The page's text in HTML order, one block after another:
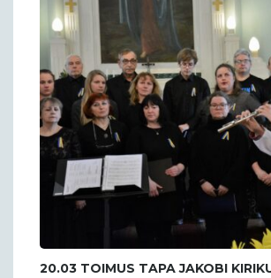
20.03 TOIMUS TAPA JAKOBI